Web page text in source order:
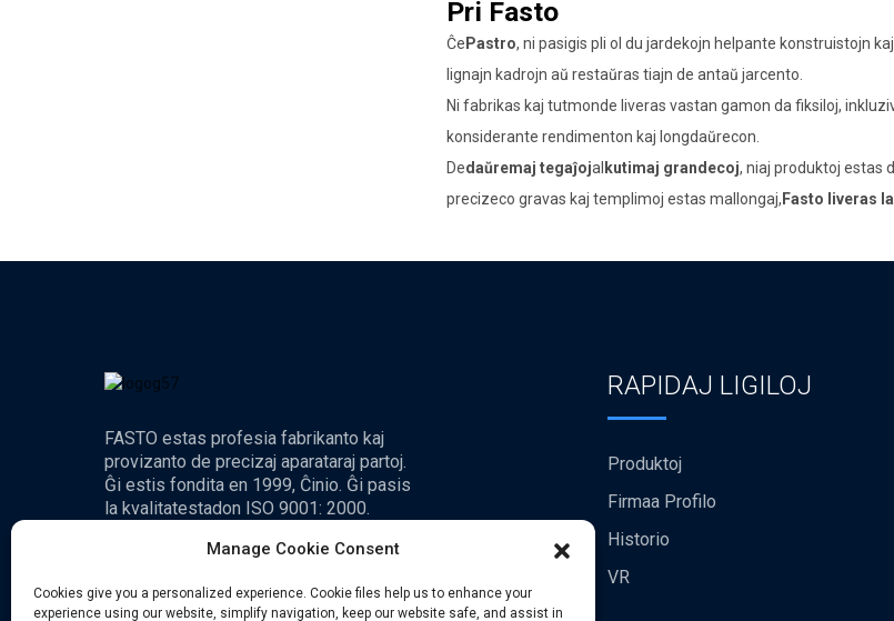
Pri Fasto
ĈePastro, ni pasigis pli ol du jardekojn helpante konstruistojn
lignajn kadrojn aŭ restaŭras tiajn de antaŭ jarcento.
Ni fabrikas kaj tutmonde liveras vastan gamon da fiksiloj,
konsiderante rendimenton kaj longdaŭrecon.
Dedaŭremaj tegaĵojalkutimaj grandecoj, niaj produktoj estas
precizeco gravas kaj templimoj estas mallongaj,Fasto liveras
FASTO estas profesia fabrikanto kaj
provizanto de precizaj aparataraj partoj.
Ĝi estis fondita en 1999, Ĉinio. Ĝi pasis
la kvalitatestadon ISO 9001: 2000.
RAPIDAJ LIGILOJ
Produktoj
Firmaa Profilo
Historio
VR
Manage Cookie Consent
Cookies give you a personalized experience. Cookie files help us to enhance your
experience using our website, simplify navigation, keep our website safe, and assist in